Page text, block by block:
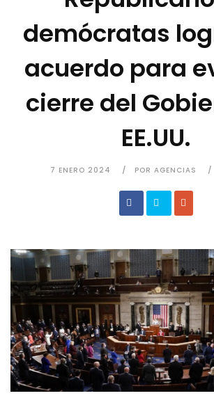
demócratas
acuerdo para
cierre del
EE.UU.
7 ENERO 2024 POR AGENCIAS